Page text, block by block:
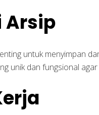
Arsip
untuk menyimpan
unik dan fungsional